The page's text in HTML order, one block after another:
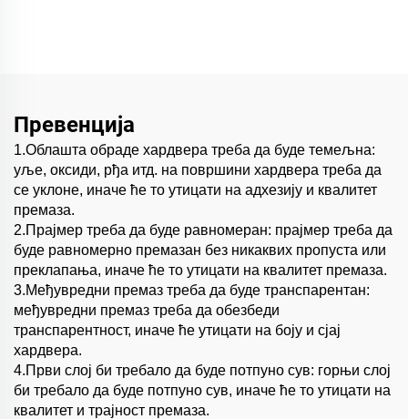
Превенција
1.Облашта обраде хардвера треба да буде темељна:
уље, оксиди, рђа итд. на површини хардвера треба да
се уклоне, иначе ће то утицати на адхезију и квалитет
премаза.
2.Прајмер треба да буде равномеран: прајмер треба да
буде равномерно премазан без никаквих пропуста или
преклапања, иначе ће то утицати на квалитет премаза.
3.Међувредни премаз треба да буде транспарентан:
међувредни премаз треба да обезбеди
транспарентност, иначе ће утицати на боју и сјај
хардвера.
4.Први слој би требало да буде потпуно сув: горњи слој
би требало да буде потпуно сув, иначе ће то утицати на
квалитет и трајност премаза.